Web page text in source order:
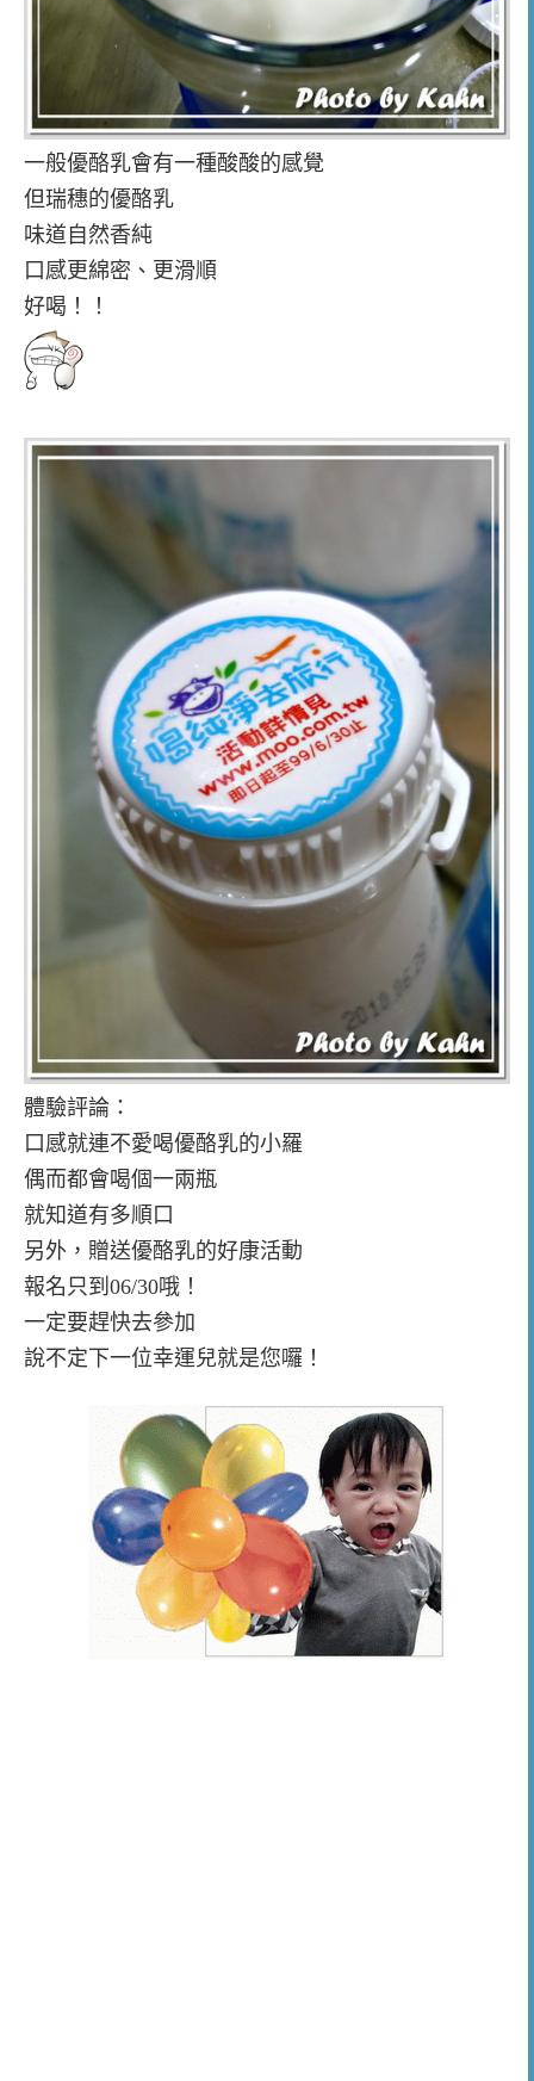
一般優酪乳會有一種酸酸的感覺
但瑞穗的優酪乳
味道自然香純
口感更綿密、更滑順
好喝！！
體驗評論：
口感就連不愛喝優酪乳的小羅
偶而都會喝個一兩瓶
就知道有多順口
另外，贈送優酪乳的好康活動
報名只到06/30哦！
一定要趕快去參加
說不定下一位幸運兒就是您囉！